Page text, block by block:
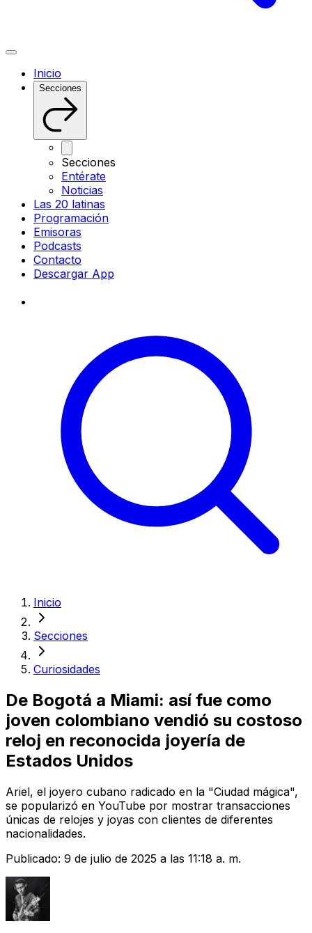
Inicio
Secciones
Secciones
Entérate
Noticias
Las 20 latinas
Programación
Emisoras
Podcasts
Contacto
Descargar App
Inicio
Secciones
Curiosidades
De Bogotá a Miami: así fue como
joven colombiano vendió su costoso
reloj en reconocida joyería de
Estados Unidos
Ariel, el joyero cubano radicado en la "Ciudad mágica",
se popularizó en YouTube por mostrar transacciones
únicas de relojes y joyas con clientes de diferentes
nacionalidades.
Publicado: 9 de julio de 2025 a las 11:18 a. m.